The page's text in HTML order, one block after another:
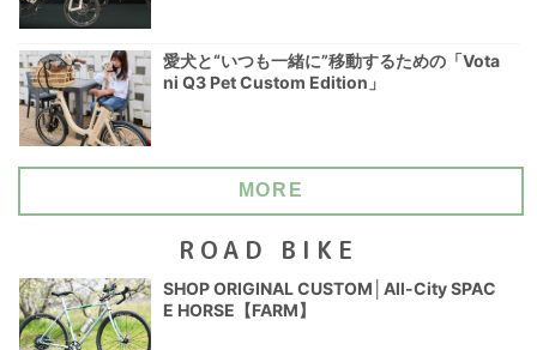
愛犬と“いつも一緒に”移動するための「Vota
ni Q3 Pet Custom Edition」
MORE
ROAD BIKE
SHOP ORIGINAL CUSTOM│All-City SPAC
E HORSE【FARM】